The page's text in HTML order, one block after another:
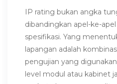
IP rating bukan angka
dibandingkan apel-ke-
spesifikasi. Yang
lapangan adalah
pengujian yang
level modul atau kabinet